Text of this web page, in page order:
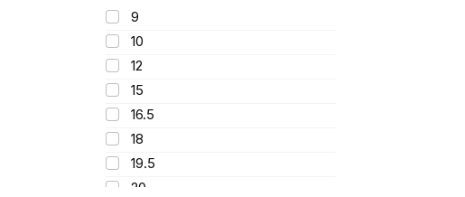
160
161
163
165
166
167
169
9
10
12
15
16.5
18
19.5
20